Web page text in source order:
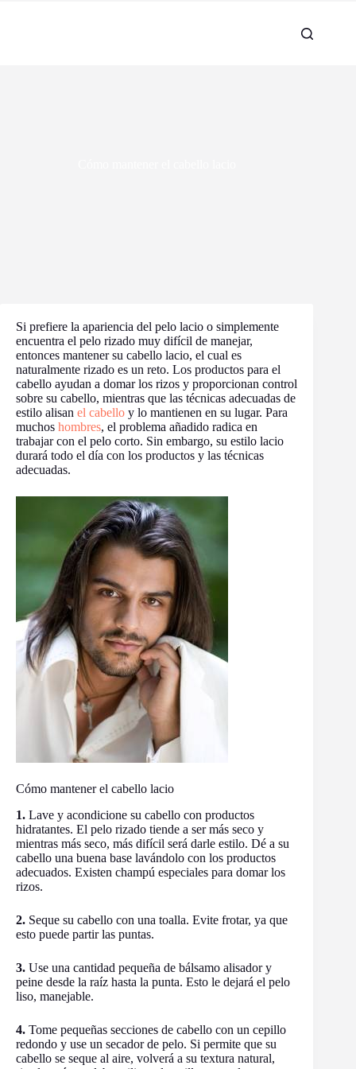
Si prefiere la apariencia del pelo lacio o simplemente
encuentra el pelo rizado muy difícil de manejar,
entonces mantener su cabello lacio, el cual es
naturalmente rizado es un reto. Los productos para el
cabello ayudan a domar los rizos y proporcionan control
sobre su cabello, mientras que las técnicas adecuadas de
estilo alisan el cabello y lo mantienen en su lugar. Para
muchos hombres, el problema añadido radica en
trabajar con el pelo corto. Sin embargo, su estilo lacio
durará todo el día con los productos y las técnicas
adecuadas.
Cómo mantener el cabello lacio
1. Lave y acondicione su cabello con productos
hidratantes. El pelo rizado tiende a ser más seco y
mientras más seco, más difícil será darle estilo. Dé a su
cabello una buena base lavándolo con los productos
adecuados. Existen champú especiales para domar los
rizos.
2. Seque su cabello con una toalla. Evite frotar, ya que
esto puede partir las puntas.
3. Use una cantidad pequeña de bálsamo alisador y
peine desde la raíz hasta la punta. Esto le dejará el pelo
liso, manejable.
4. Tome pequeñas secciones de cabello con un cepillo
redondo y use un secador de pelo. Si permite que su
cabello se seque al aire, volverá a su textura natural,